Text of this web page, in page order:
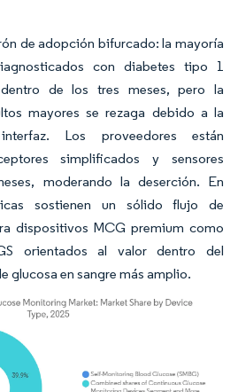
de adopción bifurcado: la mayoría
con diabetes tipo 1
de los tres meses, pero la
mayores se rezaga debido a la
Los proveedores están
simplificados y sensores
moderando la deserción. En
sostienen un sólido flujo de
dispositivos MCG premium como
orientados al valor dentro del
glucosa en sangre más amplio.